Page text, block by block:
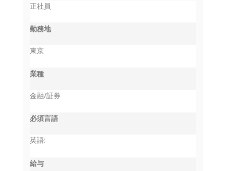
正社員
勤務地
東京
業種
金融/証券
必須言語
英語:
給与